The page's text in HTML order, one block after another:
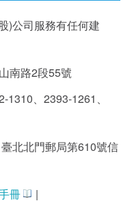
)公司服務有任何建
南路2段55號
1310、2393-1261、
北北門郵局第610號信
冊 |